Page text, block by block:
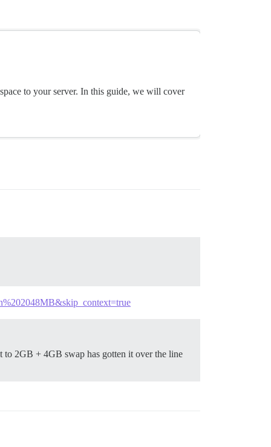
to your server. In this guide, we will cover
2GB + 4GB swap has gotten it over the line